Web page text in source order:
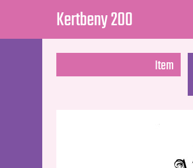
Kertbeny 200
Item